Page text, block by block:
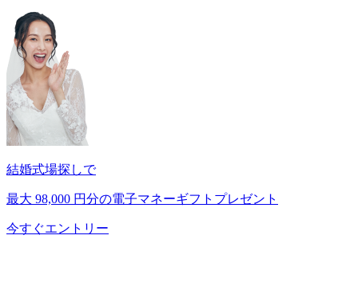
結婚式場探しで
最大 98,000 円分の電子マネーギフトプレゼント
今すぐエントリー